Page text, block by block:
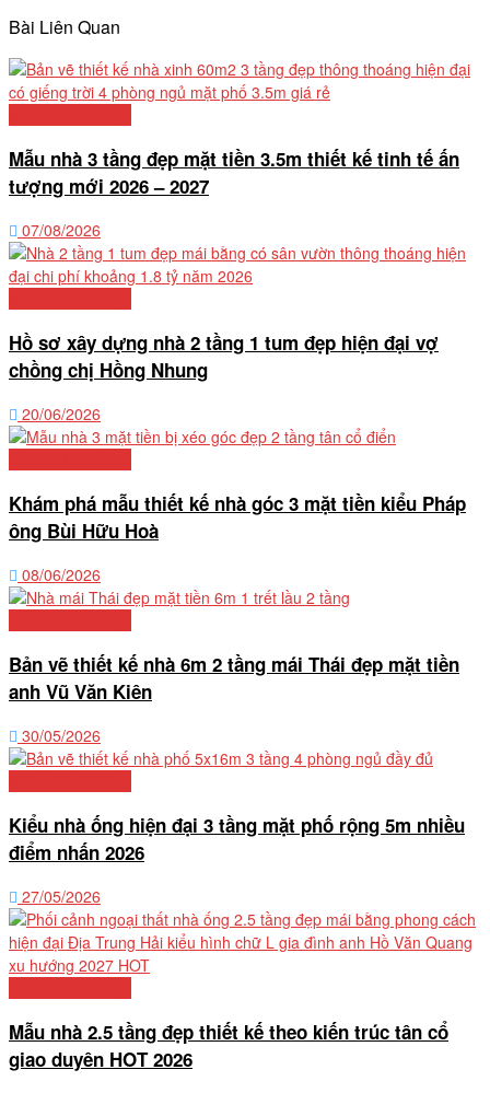
Bài Liên Quan
Mẫu nhà 3 tầng đẹp mặt tiền 3.5m thiết kế tinh tế ấn
tượng mới 2026 – 2027
07/08/2026
Hồ sơ xây dựng nhà 2 tầng 1 tum đẹp hiện đại vợ
chồng chị Hồng Nhung
20/06/2026
Khám phá mẫu thiết kế nhà góc 3 mặt tiền kiểu Pháp
ông Bùi Hữu Hoà
08/06/2026
Bản vẽ thiết kế nhà 6m 2 tầng mái Thái đẹp mặt tiền
anh Vũ Văn Kiên
30/05/2026
Kiểu nhà ống hiện đại 3 tầng mặt phố rộng 5m nhiều
điểm nhấn 2026
27/05/2026
Mẫu nhà 2.5 tầng đẹp thiết kế theo kiến trúc tân cổ
giao duyên HOT 2026